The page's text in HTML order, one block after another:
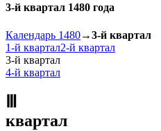
3-й квартал 1480 года
Календарь 1480→3-й квартал
1-й квартал2-й квартал
3-й квартал
4-й квартал
квартал